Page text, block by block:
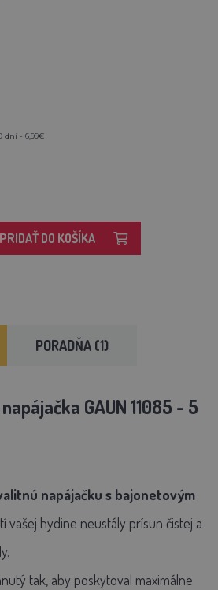
dní - 6,99€
PRIDAŤ DO KOŠÍKA
PORADŇA (1)
GAUN 11085 - 5
napájačku s bajonetovým
vašej hydine neustály prísun čistej a
tak, aby poskytoval maximálne